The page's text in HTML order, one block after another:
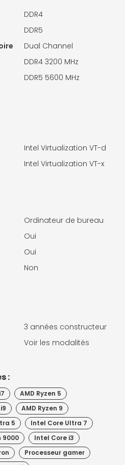
DDR4
DDR5
Dual Channel
DDR4 3200 MHz
DDR5 5600 MHz
Intel Virtualization VT-d
Intel Virtualization VT-x
Ordinateur de bureau
Oui
Oui
Non
3 années constructeur
Voir les modalités
:
AMD Ryzen 5
AMD Ryzen 9
5
Intel Core Ultra 7
9000
Intel Core i3
Processeur gamer